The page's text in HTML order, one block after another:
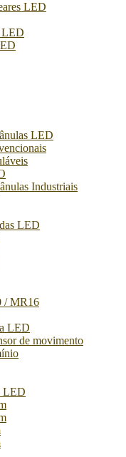
LED
LED
LED
Industriais
LED
/ MR16
LED
de movimento
LED